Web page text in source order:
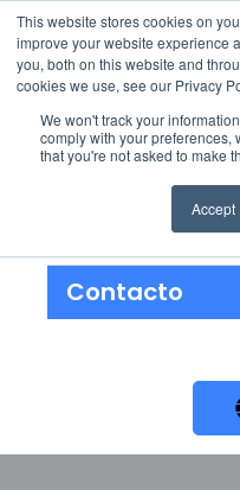
This website stores cookies on
improve your website experience
you, both on this website and
cookies we use, see our Privacy
We won't track your
comply with your preferences,
that you're not asked to make
Accept
Soluciones
Contacto